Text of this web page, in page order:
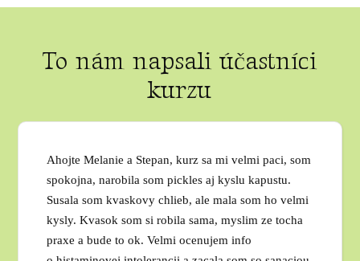
To nám napsali účastníci
kurzu
Ahojte Melanie a Stepan, kurz sa mi velmi paci, som
spokojna, narobila som pickles aj kyslu kapustu.
Susala som kvaskovy chlieb, ale mala som ho velmi
kysly. Kvasok som si robila sama, myslim ze tocha
praxe a bude to ok. Velmi ocenujem info